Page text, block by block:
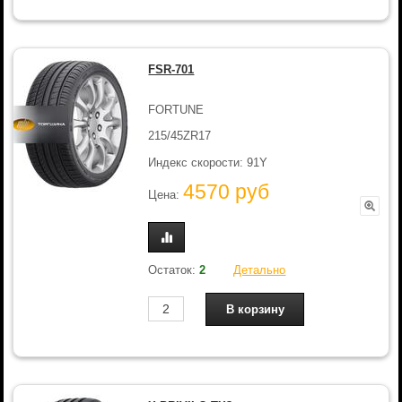
FSR-701
FORTUNE
215/45ZR17
Индекс скорости: 91Y
Цена:4570 руб
Остаток:2 Детально